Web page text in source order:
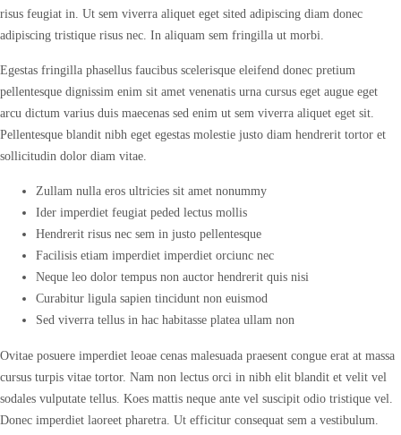
risus feugiat in. Ut sem viverra aliquet eget sited adipiscing diam donec
adipiscing tristique risus nec. In aliquam sem fringilla ut morbi.
Egestas fringilla phasellus faucibus scelerisque eleifend donec pretium
pellentesque dignissim enim sit amet venenatis urna cursus eget augue eget
arcu dictum varius duis maecenas sed enim ut sem viverra aliquet eget sit.
Pellentesque blandit nibh eget egestas molestie justo diam hendrerit tortor et
sollicitudin dolor diam vitae.
Zullam nulla eros ultricies sit amet nonummy
Ider imperdiet feugiat peded lectus mollis
Hendrerit risus nec sem in justo pellentesque
Facilisis etiam imperdiet imperdiet orciunc nec
Neque leo dolor tempus non auctor hendrerit quis nisi
Curabitur ligula sapien tincidunt non euismod
Sed viverra tellus in hac habitasse platea ullam non
Ovitae posuere imperdiet leoae cenas malesuada praesent congue erat at massa
cursus turpis vitae tortor. Nam non lectus orci in nibh elit blandit et velit vel
sodales vulputate tellus. Koes mattis neque ante vel suscipit odio tristique vel.
Donec imperdiet laoreet pharetra. Ut efficitur consequat sem a vestibulum.